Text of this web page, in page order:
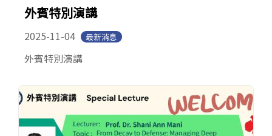
外賓特別演講
2025-11-04 最新消息
外賓特別演講